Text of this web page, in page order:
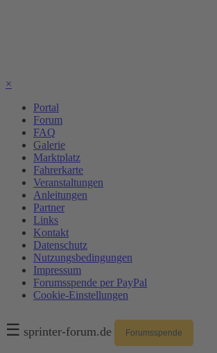
×
Portal
Forum
FAQ
Galerie
Marktplatz
Fahrerkarte
Veranstaltungen
Anleitungen
Partner
Links
Kontakt
Datenschutz
Nutzungsbedingungen
Impressum
Forumsspende per PayPal
Cookie-Einstellungen
☰ sprinter-forum.de Forumsspende